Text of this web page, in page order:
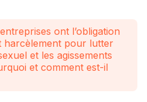
ont l’obligation
harcèlement pour lutter
et les agissements
et comment est-il